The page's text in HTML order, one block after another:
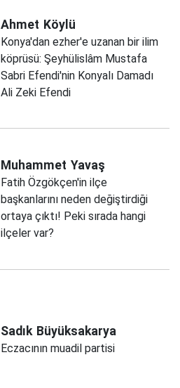
Ahmet Köylü
Konya'dan ezher'e uzanan bir ilim
köprüsü: Şeyhülislâm Mustafa
Sabri Efendi'nin Konyalı Damadı
Ali Zeki Efendi
Muhammet Yavaş
Fatih Özgökçen'in ilçe
başkanlarını neden değiştirdiği
ortaya çıktı! Peki sırada hangi
ilçeler var?
Sadık Büyüksakarya
Eczacının muadil partisi